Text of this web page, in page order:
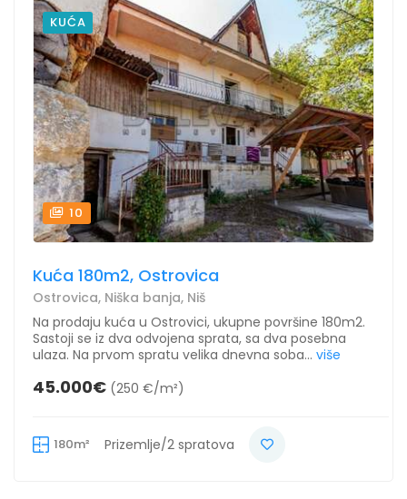
KUĆA
10
Kuća 180m2, Ostrovica
Ostrovica, Niška banja, Niš
Na prodaju kuća u Ostrovici, ukupne površine 180m2.
Sastoji se iz dva odvojena sprata, sa dva posebna
ulaza. Na prvom spratu velika dnevna soba... više
45.000€ (250 €/m²)
180m² Prizemlje/2 spratova